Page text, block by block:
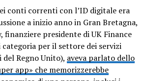
June 12, 2023
conti correnti con l’ID digitale era
a inizio anno in Gran Bretagna,
finanziere presidente di UK Finance
categoria per il settore dei servizi
Regno Unito), aveva parlato dello
app» che memorizzerebbe